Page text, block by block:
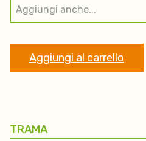
Aggiungi anche...
Aggiungi al carrello
TRAMA